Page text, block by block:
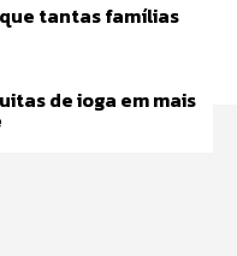
tantas famílias
de ioga em mais